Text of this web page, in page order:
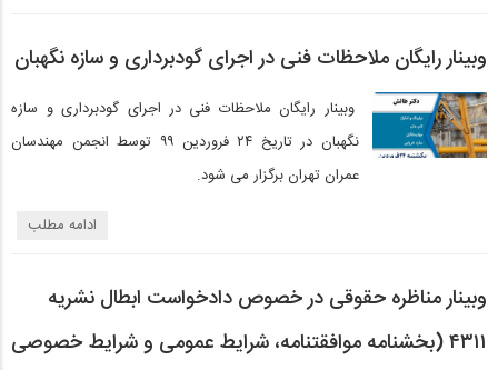
وبینار رایگان ملاحظات فنی در اجرای گودبرداری و سازه نگهبان
وبینار رایگان ملاحظات فنی در اجرای گودبرداری و سازه
نگهبان در تاریخ ۲۴ فروردین ۹۹ توسط انجمن مهندسان
عمران تهران برگزار می شود.
ادامه مطلب
وبینار مناظره حقوقی در خصوص دادخواست ابطال نشریه
۴۳۱۱ (بخشنامه موافقتنامه، شرایط عمومی و شرایط خصوصی